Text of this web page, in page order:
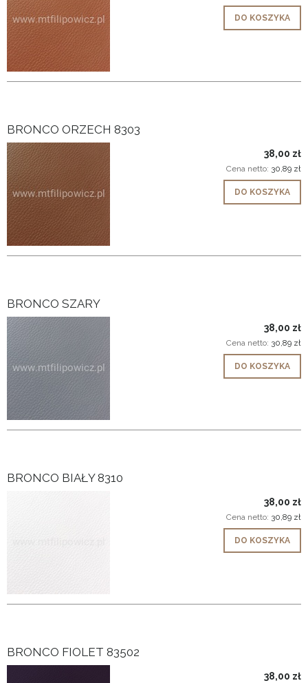
DO KOSZYKA
BRONCO ORZECH 8303
38,00 zł
Cena netto: 30,89 zł
DO KOSZYKA
BRONCO SZARY
38,00 zł
Cena netto: 30,89 zł
DO KOSZYKA
BRONCO BIAŁY 8310
38,00 zł
Cena netto: 30,89 zł
DO KOSZYKA
BRONCO FIOLET 83502
38,00 zł